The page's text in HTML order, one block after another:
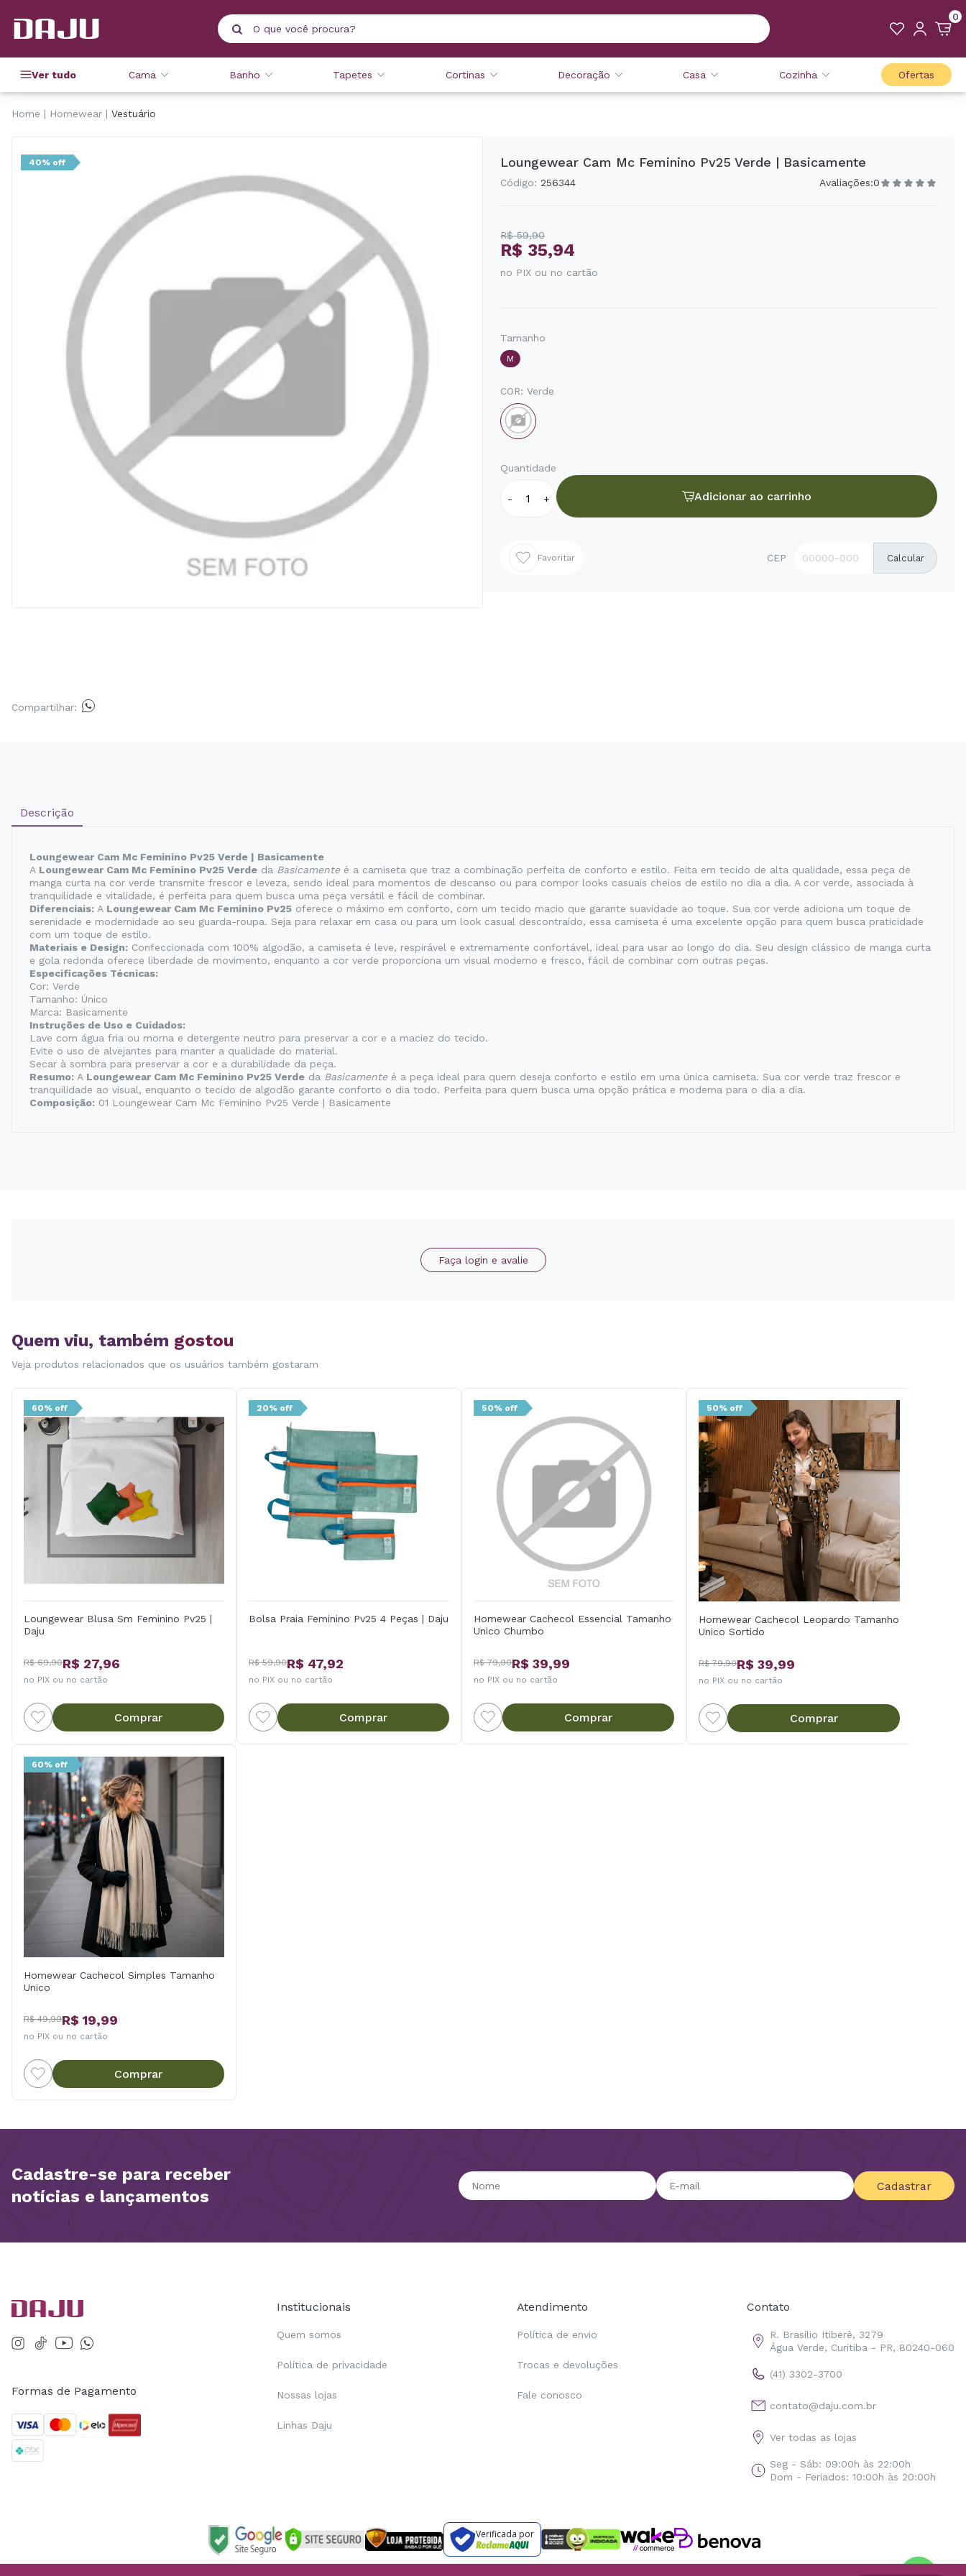
0
Ver tudo Cama Banho Tapetes Cortinas Decoração Casa Cozinha Ofertas
Home Homewear Vestuário
40% off
Compartilhar:
Loungewear Cam Mc Feminino Pv25 Verde | Basicamente
Código: 256344 Avaliações:0
R$ 59,90
R$ 35,94
no PIX ou no cartão
Tamanho
M
COR: Verde
Quantidade
- + Adicionar ao carrinho
Favoritar CEP Calcular
Descrição
Loungewear Cam Mc Feminino Pv25 Verde | Basicamente
A Loungewear Cam Mc Feminino Pv25 Verde da Basicamenteé a camiseta que traz a combinação perfeita de conforto e estilo. Feita em tecido de alta qualidade, essa peça de
manga curta na cor verde transmite frescor e leveza, sendo ideal para momentos de descanso ou para compor looks casuais cheios de estilo no dia a dia. A cor verde, associada à
tranquilidade e vitalidade, é perfeita para quem busca uma peça versátil e fácil de combinar.
Diferenciais: A Loungewear Cam Mc Feminino Pv25 oferece o máximo em conforto, com um tecido macio que garante suavidade ao toque. Sua cor verde adiciona um toque de
serenidade e modernidade ao seu guarda-roupa. Seja para relaxar em casa ou para um look casual descontraído, essa camiseta é uma excelente opção para quem busca praticidade
com um toque de estilo.
Materiais e Design: Confeccionada com 100% algodão, a camiseta é leve, respirável e extremamente confortável, ideal para usar ao longo do dia. Seu design clássico de manga curta
e gola redonda oferece liberdade de movimento, enquanto a cor verde proporciona um visual moderno e fresco, fácil de combinar com outras peças.
Especificações Técnicas:
Cor: Verde
Tamanho: Único
Marca: Basicamente
Instruções de Uso e Cuidados:
Lave com água fria ou morna e detergente neutro para preservar a cor e a maciez do tecido.
Evite o uso de alvejantes para manter a qualidade do material.
Secar à sombra para preservar a cor e a durabilidade da peça.
Resumo: A Loungewear Cam Mc Feminino Pv25 Verde da Basicamenteé a peça ideal para quem deseja conforto e estilo em uma única camiseta. Sua cor verde traz frescor e
tranquilidade ao visual, enquanto o tecido de algodão garante conforto o dia todo. Perfeita para quem busca uma opção prática e moderna para o dia a dia.
Composição: 01 Loungewear Cam Mc Feminino Pv25 Verde | Basicamente
Faça login e avalie
Quem viu, também gostou
Veja produtos relacionados que os usuários também gostaram
60% off
Loungewear Blusa Sm Feminino Pv25 |
Daju
R$ 69,90R$ 27,96
no PIX ou no cartão
Comprar
20% off
Bolsa Praia Feminino Pv25 4 Peças | Daju
R$ 59,90R$ 47,92
no PIX ou no cartão
Comprar
50% off
Homewear Cachecol Essencial Tamanho
Unico Chumbo
R$ 79,90R$ 39,99
no PIX ou no cartão
Comprar
50% off
Homewear Cachecol Leopardo Tamanho
Unico Sortido
R$ 79,90R$ 39,99
no PIX ou no cartão
Comprar
60% off
Homewear Cachecol Simples Tamanho
Unico
R$ 49,99R$ 19,99
no PIX ou no cartão
Comprar
Cadastre-se para receber
notícias e lançamentos
Cadastrar
Formas de Pagamento
Institucionais
Quem somos
Política de privacidade
Nossas lojas
Linhas Daju
Atendimento
Política de envio
Trocas e devoluções
Fale conosco
Contato
R. Brasílio Itiberê, 3279
Água Verde, Curitiba - PR, 80240-060
(41) 3302-3700
contato@daju.com.br
Ver todas as lojas
Seg - Sáb: 09:00h às 22:00h
Dom - Feriados: 10:00h às 20:00h
Verificada por